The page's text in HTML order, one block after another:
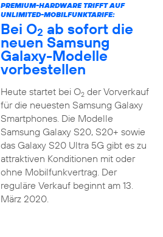
PREMIUM-HARDWARE TRIFFT AUF
UNLIMITED-MOBILFUNKTARIFE:
Bei O2 ab sofort die
neuen Samsung
Galaxy-Modelle
vorbestellen
Heute startet bei O2der Vorverkauf
für die neuesten Samsung Galaxy
Smartphones. Die Modelle
Samsung Galaxy S20, S20+ sowie
das Galaxy S20 Ultra 5G gibt es zu
attraktiven Konditionen mit oder
ohne Mobilfunkvertrag. Der
reguläre Verkauf beginnt am 13.
März 2020.